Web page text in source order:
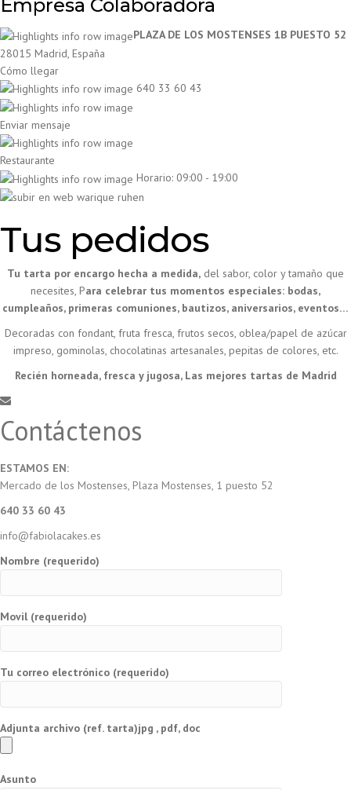
Empresa Colaboradora
PLAZA DE LOS MOSTENSES 1B PUESTO 52
28015 Madrid, España
Cómo llegar
640 33 60 43
Enviar mensaje
Restaurante
Horario: 09:00 - 19:00
Tus pedidos
Tu tarta por encargo hecha a medida, del sabor, color y tamaño que
necesites, Para celebrar tus momentos especiales: bodas,
cumpleaños, primeras comuniones, bautizos, aniversarios, eventos…
Decoradas con fondant, fruta fresca, frutos secos, oblea/papel de azúcar
impreso, gominolas, chocolatinas artesanales, pepitas de colores, etc.
Recién horneada, fresca y jugosa, Las mejores tartas de Madrid
Contáctenos
ESTAMOS EN:
Mercado de los Mostenses, Plaza Mostenses, 1 puesto 52
640 33 60 43
info@fabiolacakes.es
Nombre (requerido)
Movil (requerido)
Tu correo electrónico (requerido)
Adjunta archivo (ref. tarta)jpg , pdf, doc
Asunto